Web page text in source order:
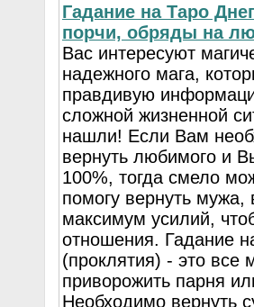
Гадание на Таро
порчи, обряды на
Вас интересуют
надежного мага,
правдивую
сложной жизненной
нашли! Если Вам
вернуть любимого и
100%, тогда смело
помогу вернуть мужа,
максимум усилий,
отношения. Гадание
(проклятия) - это все
приворожить парня
Необходимо вернуть